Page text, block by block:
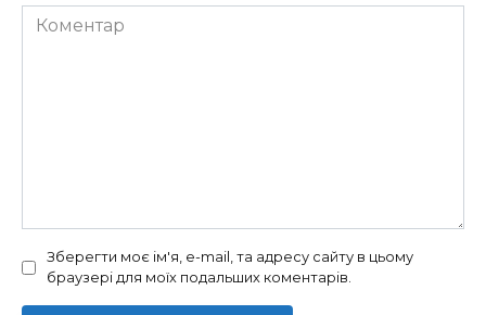
Коментар
Зберегти моє ім'я, e-mail, та адресу сайту в цьому
браузері для моїх подальших коментарів.